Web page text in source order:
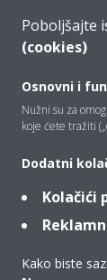
Tko smo mi
Rješenja
Kontakt
Poboljšajte
(cookies)
Osnovni i
Nužni su za
koje ćete tražiti
Dodatni
Kolačići
Kako biste